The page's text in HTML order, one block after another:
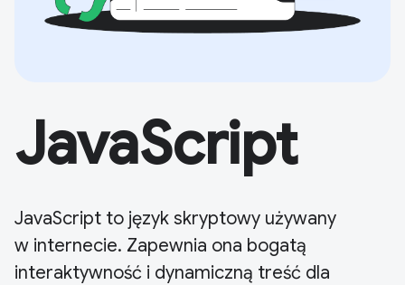
JavaScript
JavaScript to język skryptowy używany
w internecie. Zapewnia ona bogatą
interaktywność i dynamiczną treść dla